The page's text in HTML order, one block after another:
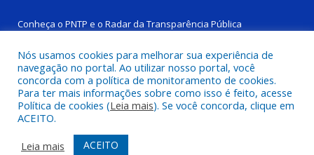
Conheça o PNTP e o Radar da Transparência Pública
Todos os direitos reservados a Câmara Municipal de Ponta de
Pedras.
Mapa do Site
Acessar Área Administrativa
Nós usamos cookies para melhorar sua experiência de
navegação no portal. Ao utilizar nosso portal, você
concorda com a política de monitoramento de cookies.
Para ter mais informações sobre como isso é feito, acesse
Política de cookies (Leia mais). Se você concorda, clique em
ACEITO.
Leia mais
ACEITO